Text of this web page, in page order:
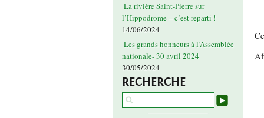
La rivière Saint-Pierre sur
l’Hippodrome – c’est reparti !
14/06/2024
Les grands honneurs à l’Assemblée
nationale- 30 avril 2024
30/05/2024
RECHERCHE